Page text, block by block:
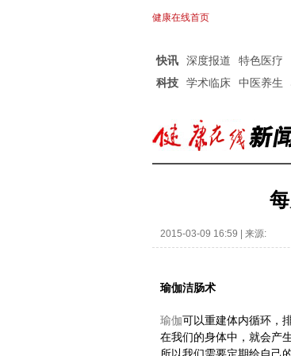
健康在线首页
快讯 深度报道 特色医疗
科技
学术临床 中医养生
2015-03-09 16:59 | 来源:
瑜伽洁肠术
瑜伽可以重建体内循环，
在我们的身体中，就会产